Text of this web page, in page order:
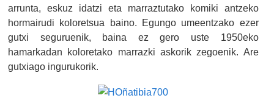
arrunta, eskuz idatzi eta marraztutako komiki antzeko
hormairudi koloretsua baino. Egungo umeentzako ezer
gutxi seguruenik, baina ez gero uste 1950eko
hamarkadan koloretako marrazki askorik zegoenik. Are
gutxiago ingurukorik.